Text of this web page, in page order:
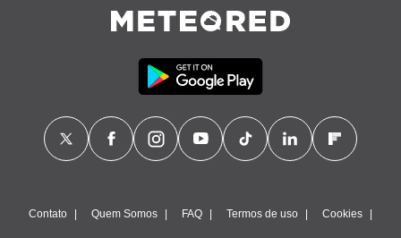
Contato Quem Somos FAQ Termos de uso Cookies